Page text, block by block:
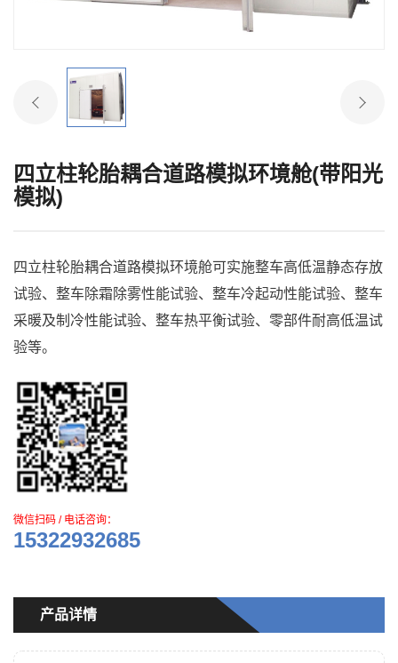
四立柱轮胎耦合道路模拟环境舱(带阳光
模拟)
​四立柱轮胎耦合道路模拟环境舱可实施整车高低温静态存放
试验、整车除霜除雾性能试验、整车冷起动性能试验、整车
采暖及制冷性能试验、整车热平衡试验、零部件耐高低温试
验等。
微信扫码 / 电话咨询：
15322932685
产品详情